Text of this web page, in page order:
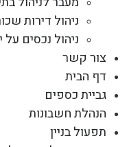
ניהול דירות
ניהול נכסים על
צור קשר
דף הבית
גביית כספים
הנהלת חשבונות
תפעול בניין